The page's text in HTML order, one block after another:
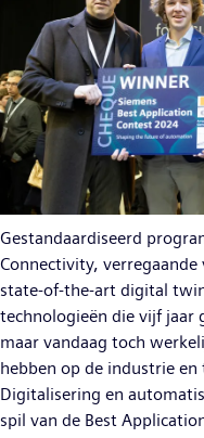
Gestandaardiseerd
Connectivity,
state-of-the-art digital
technologieën die vijf jaar
maar vandaag toch
hebben op de industrie
Digitalisering en
spil van de Best